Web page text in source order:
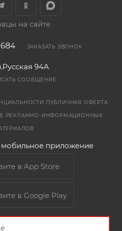
на сайте
ЗАКАЗАТЬ ЗВОНОК
94А
СООБЩЕНИЕ
ПУБЛИЧНАЯ ОФЕРТА
РЕКЛАМНО-ИНФОРМАЦИОННЫХ
мобильное приложение
в App Store
в Google Play